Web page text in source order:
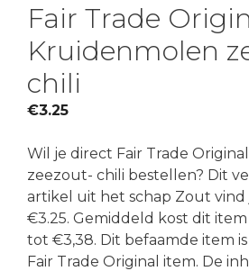
Fair Trade
Kruidenmolen
chili
€3.25
Wil je direct Fair Trade
zeezout- chili bestellen? Dit
artikel uit het schap Zout vind
€3.25. Gemiddeld kost dit
tot €3,38. Dit befaamde item
Fair Trade Original item. De